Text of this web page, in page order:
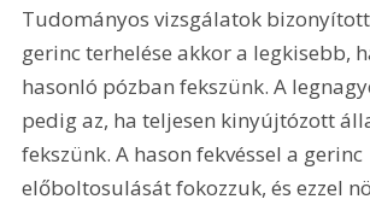
Tudományos vizsgálatok
gerinc terhelése akkor a legkisebb,
hasonló pózban fekszünk. A
pedig az, ha teljesen kinyújtózott
fekszünk. A hason fekvéssel a gerinc
előboltosulását fokozzuk, és ezzel